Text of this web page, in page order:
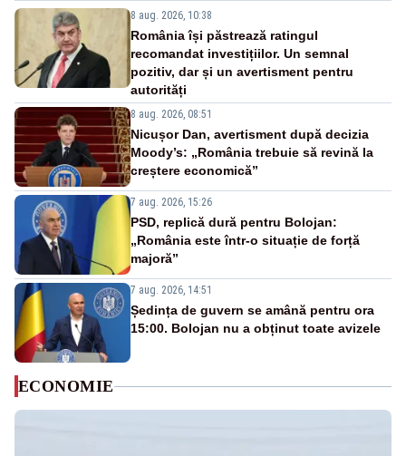
8 aug. 2026, 10:38
România își păstrează ratingul
recomandat investițiilor. Un semnal
pozitiv, dar și un avertisment pentru
autorități
8 aug. 2026, 08:51
Nicușor Dan, avertisment după decizia
Moody’s: „România trebuie să revină la
creștere economică”
7 aug. 2026, 15:26
PSD, replică dură pentru Bolojan:
„România este într-o situație de forță
majoră”
7 aug. 2026, 14:51
Ședința de guvern se amână pentru ora
15:00. Bolojan nu a obținut toate avizele
ECONOMIE